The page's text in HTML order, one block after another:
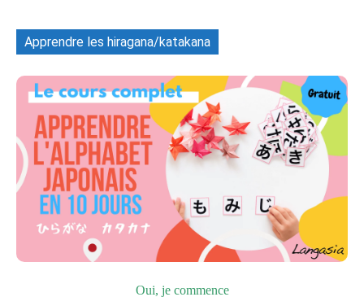
Apprendre les hiragana/katakana
Oui, je commence